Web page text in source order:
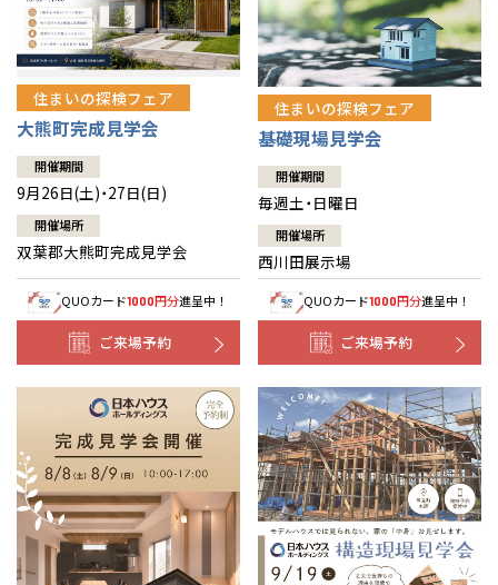
住まいの探検フェア
大熊町完成見学会
開催期間
9月26日(土)・27日(日)
開催場所
双葉郡大熊町完成見学会
QUOカード1000円分進呈中！
ご来場予約
住まいの探検フェア
基礎現場見学会
開催期間
毎週土・日曜日
開催場所
西川田展示場
QUOカード1000円分進呈中！
ご来場予約